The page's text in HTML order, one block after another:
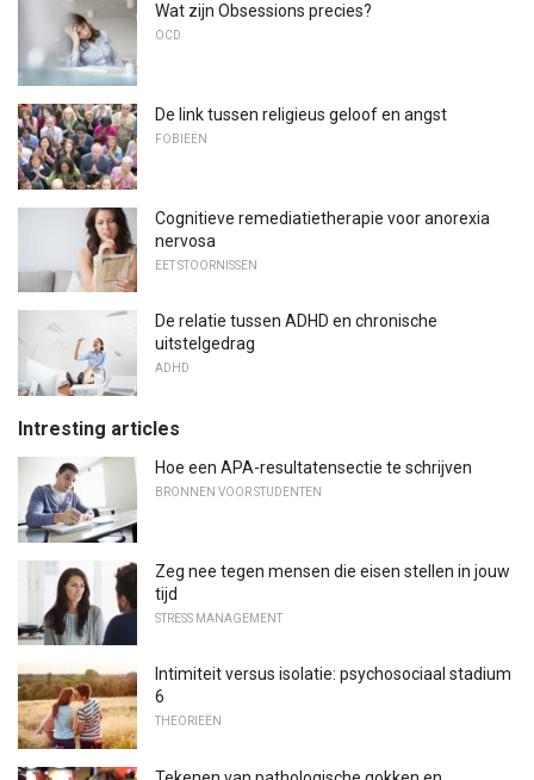
Wat zijn Obsessions precies?
OCD
De link tussen religieus geloof en angst
FOBIEËN
Cognitieve remediatietherapie voor anorexia
nervosa
EET STOORNISSEN
De relatie tussen ADHD en chronische
uitstelgedrag
ADHD
Intresting articles
Hoe een APA-resultatensectie te schrijven
BRONNEN VOOR STUDENTEN
Zeg nee tegen mensen die eisen stellen in jouw
tijd
STRESS MANAGEMENT
Intimiteit versus isolatie: psychosociaal stadium
6
THEORIEËN